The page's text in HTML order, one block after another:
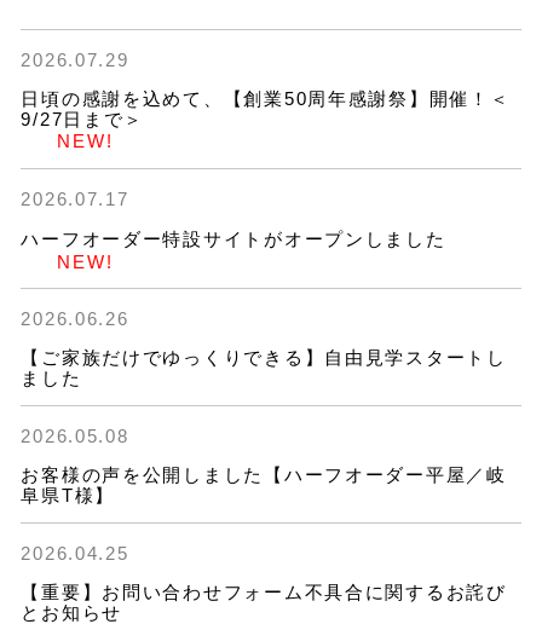
2026.07.29
日頃の感謝を込めて、【創業50周年感謝祭】開催！＜
9/27日まで＞
NEW!
2026.07.17
ハーフオーダー特設サイトがオープンしました
NEW!
2026.06.26
【ご家族だけでゆっくりできる】自由見学スタートし
ました
2026.05.08
お客様の声を公開しました【ハーフオーダー平屋／岐
阜県T様】
2026.04.25
【重要】お問い合わせフォーム不具合に関するお詫び
とお知らせ